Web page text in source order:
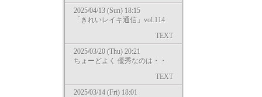
2025/04/13 (Sun) 18:15
「きれいレイキ通信」vol.114
TEXT
2025/03/20 (Thu) 20:21
ちょーどよく 優秀なのは・・
TEXT
2025/03/14 (Fri) 18:01